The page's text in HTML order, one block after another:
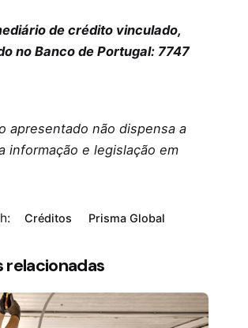
de crédito vinculado,
no Banco de Portugal: 7747
apresentado não dispensa a
informação e legislação em
Créditos Prisma Global
relacionadas